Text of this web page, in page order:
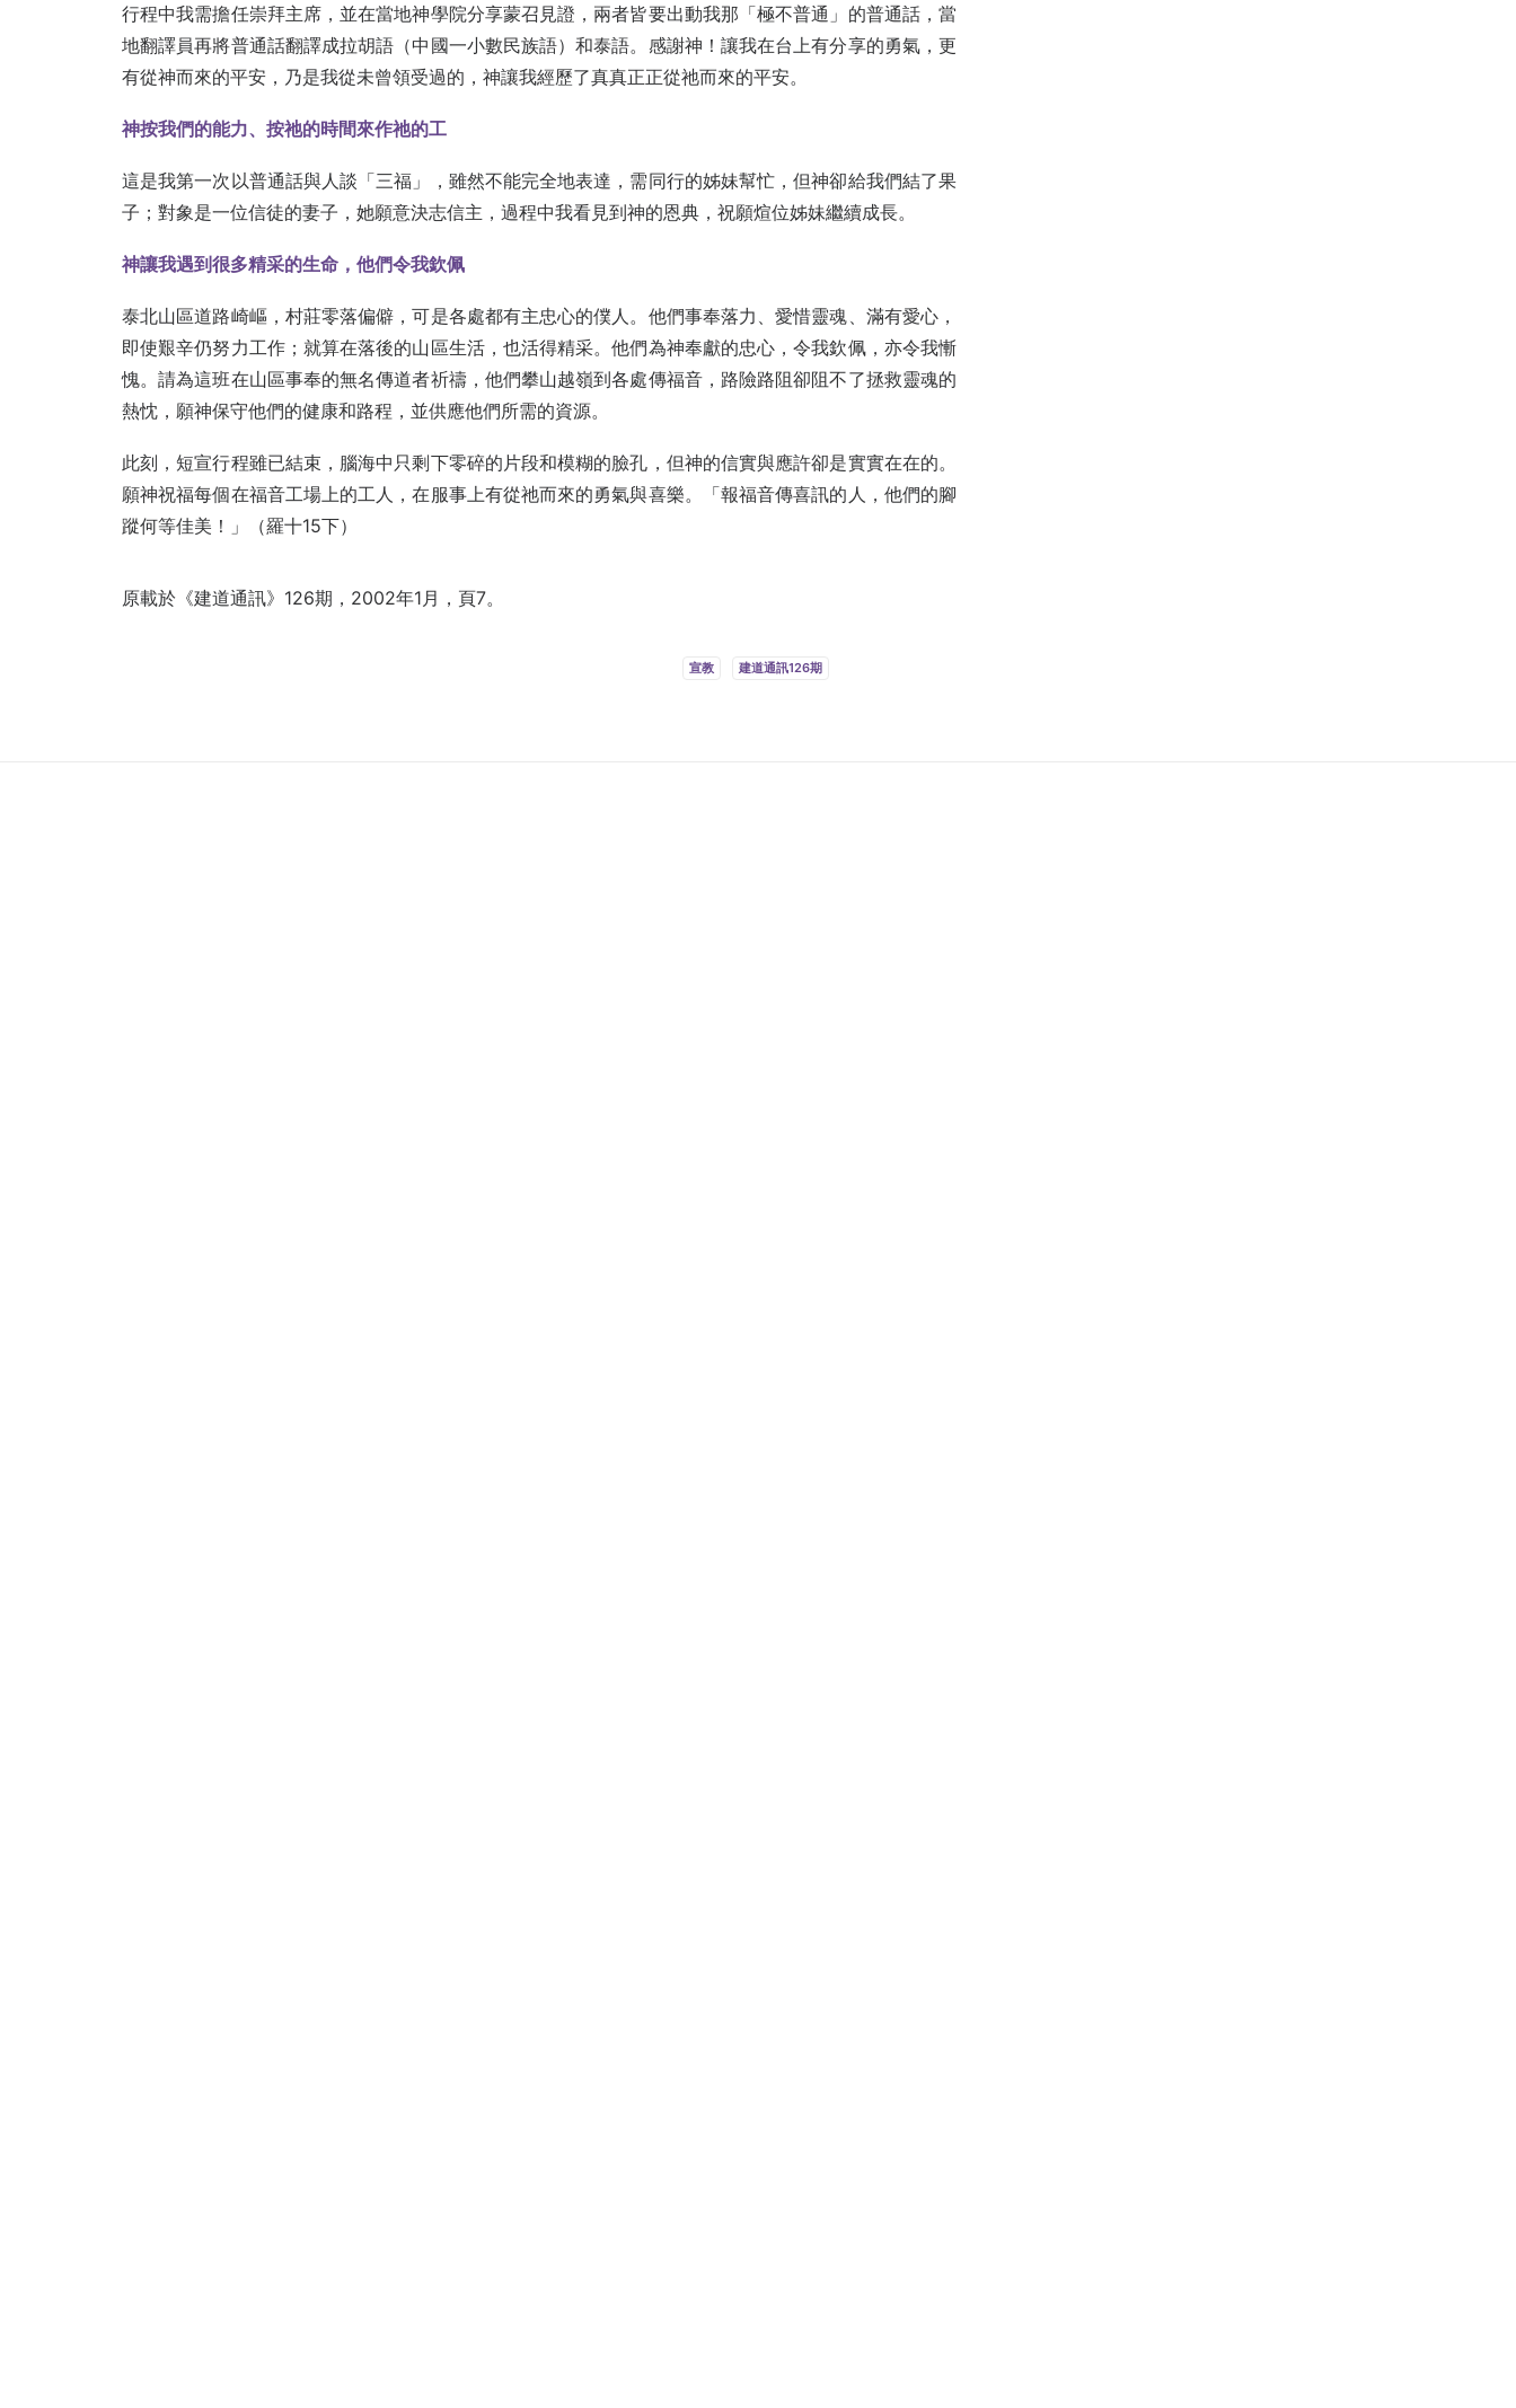
行程中我需擔任崇拜主席，並在當地神學院分享蒙召見證，兩者皆要出動我那「極不普通」的普通話，當
地翻譯員再將普通話翻譯成拉胡語（中國一小數民族語）和泰語。感謝神！讓我在台上有分享的勇氣，更
有從神而來的平安，乃是我從未曾領受過的，神讓我經歷了真真正正從祂而來的平安。
神按我們的能力、按祂的時間來作祂的工
這是我第一次以普通話與人談「三福」，雖然不能完全地表達，需同行的姊妹幫忙，但神卻給我們結了果
子；對象是一位信徒的妻子，她願意決志信主，過程中我看見到神的恩典，祝願煊位姊妹繼續成長。
神讓我遇到很多精采的生命，他們令我欽佩
泰北山區道路崎嶇，村莊零落偏僻，可是各處都有主忠心的僕人。他們事奉落力、愛惜靈魂、滿有愛心，
即使艱辛仍努力工作；就算在落後的山區生活，也活得精采。他們為神奉獻的忠心，令我欽佩，亦令我慚
愧。請為這班在山區事奉的無名傳道者祈禱，他們攀山越嶺到各處傳福音，路險路阻卻阻不了拯救靈魂的
熱忱，願神保守他們的健康和路程，並供應他們所需的資源。
此刻，短宣行程雖已結束，腦海中只剩下零碎的片段和模糊的臉孔，但神的信實與應許卻是實實在在的。
願神祝福每個在福音工場上的工人，在服事上有從祂而來的勇氣與喜樂。「報福音傳喜訊的人，他們的腳
蹤何等佳美！」（羅十15下）
原載於 《建道通訊》126期，2002年1月，頁7。
宣教 建道通訊126期